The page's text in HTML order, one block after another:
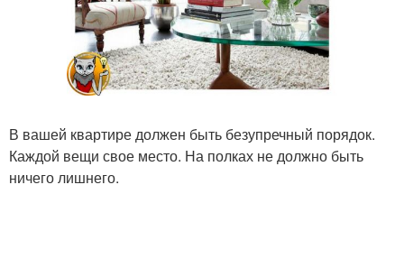
В вашей квартире должен быть безупречный порядок.
Каждой вещи свое место. На полках не должно быть
ничего лишнего.